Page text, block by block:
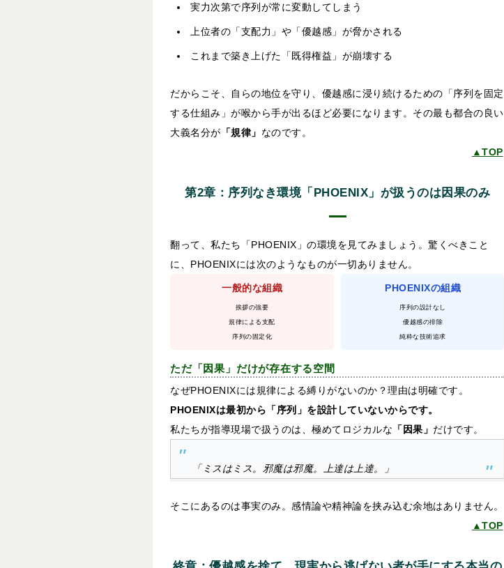
実力次第で序列が常に変動してしまう
上位者の「支配力」や「優越感」が脅かされる
これまで築き上げた「既得権益」が崩壊する
だからこそ、自らの地位を守り、優越感に浸り続けるための「序列を固定
する仕組み」が喉から手が出るほど必要になります。その最も都合の良い
大義名分が 「規律」 なのです。
▲TOP
第2章：序列なき環境「PHOENIX」が扱うのは因果のみ
翻って、私たち「PHOENIX」の環境を見てみましょう。驚くべきこと
に、PHOENIXには次のようなものが一切ありません。
一般的な組織
挨拶の強要
規律による支配
序列の固定化
PHOENIXの組織
序列の設計なし
優越感の排除
純粋な技術追求
ただ「因果」だけが存在する空間
なぜPHOENIXには規律による縛りがないのか？理由は明確です。
PHOENIXは最初から「序列」を設計していないからです。
私たちが指導現場で扱うのは、極めてロジカルな 「因果」 だけです。
「ミスはミス。邪魔は邪魔。上達は上達。」
そこにあるのは事実のみ。感情論や精神論を挟み込む余地はありません。
▲TOP